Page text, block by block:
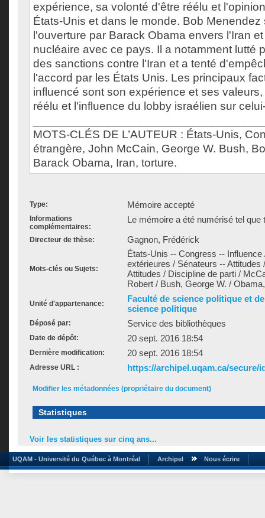
expérience, sa volonté d'être réélu et
États-Unis et dans le monde. Bob
l'ouverture par Barack Obama envers l'Iran
nucléaire avec ce pays. Il a notamment lutté
des sanctions contre l'Iran et a tenté
l'accord par les États Unis. Les principaux
influencé sont son expérience et ses
réélu et l'influence du lobby israélien sur
MOTS-CLÉS DE L’AUTEUR : États-Unis,
étrangère, John McCain, George W. Bush,
Barack Obama, Iran, torture.
Type: Mémoire accepté
Informations
complémentaires:
Le mémoire a été numérisé tel que
Directeur de thèse: Gagnon, Frédérick
Mots-clés ou Sujets:
États-Unis -- Congress --
extérieures / Sénateurs -- Attitudes
Attitudes / Discipline de parti /
Robert / Bush, George W. /
Unité d'appartenance:
Faculté de science politique et
science politique
Déposé par: Service des bibliothèques
Date de dépôt: 20 sept. 2016 18:54
Dernière modification: 20 sept. 2016 18:54
Adresse URL : https://archipel.uqam.ca/secure/
Modifier les métadonnées (propriétaire du document)
Statistiques
Voir les statistiques sur cinq ans...
UQAM - Université du Québec à Montréal Archipel Nous écrire